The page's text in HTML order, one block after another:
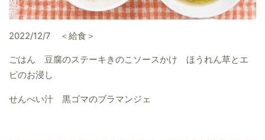
2022/12/7 ＜給食＞
ごはん 豆腐のステーキきのこソースかけ ほうれん草とエ
ビのお浸し
せんべい汁 黒ゴマのブラマンジェ